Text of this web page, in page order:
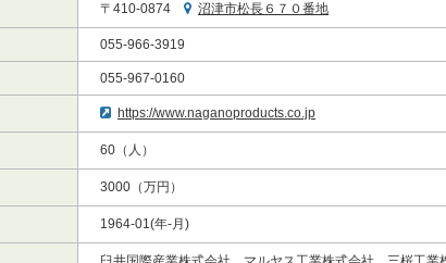
〒410-0874 沼津市松長６７０番地
055-966-3919
055-967-0160
https://www.naganoproducts.co.jp
60（人）
3000（万円）
1964-01(年-月)